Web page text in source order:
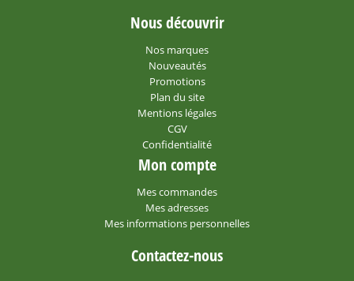
Nous découvrir
Nos marques
Nouveautés
Promotions
Plan du site
Mentions légales
CGV
Confidentialité
Mon compte
Mes commandes
Mes adresses
Mes informations personnelles
Contactez-nous